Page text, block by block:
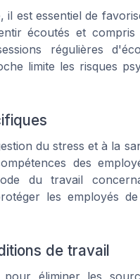
est essentiel de
écoutés et
régulières
limite les risques
du stress et à la
des
du travail
les employés
de travail